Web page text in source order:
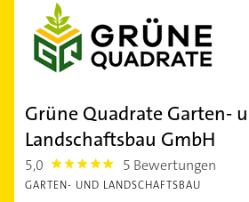
Grüne Quadrate Garten-
Landschaftsbau GmbH
5,0 5.0 5 Bewertungen
GARTEN- UND LANDSCHAFTSBAU